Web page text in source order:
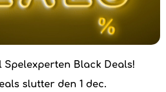
Spelexperten Black Deals!
slutter den 1 dec.